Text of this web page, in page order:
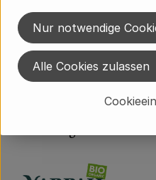
mit einem kompletten
Bereits seit 1992 verarbeiten
und Puten, die ein besseres
Mastbetrieben oder
Yarrah Organic Petfood
Nur notwendige
Alle Cookies zulassen